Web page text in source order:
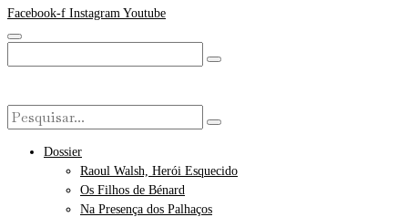
Facebook-f Instagram Youtube
Dossier
Raoul Walsh, Herói Esquecido
Os Filhos de Bénard
Na Presença dos Palhaços